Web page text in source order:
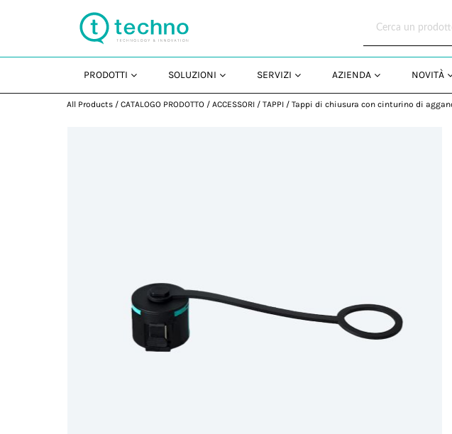
PRODOTTI SOLUZIONI SERVIZI AZIENDA NOVITÀ
All Products / CATALOGO PRODOTTO / ACCESSORI / TAPPI / Tappi di chiusura con cinturino di